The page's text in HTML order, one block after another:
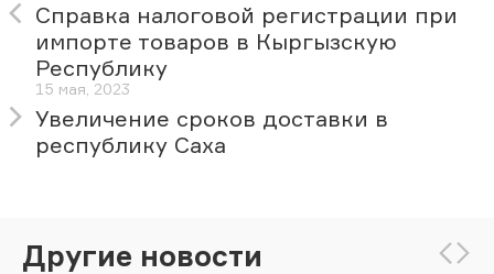
Справка налоговой регистрации при
импорте товаров в Кыргызскую
Республику
15 мая, 2023
Увеличение сроков доставки в
республику Саха
Другие новости